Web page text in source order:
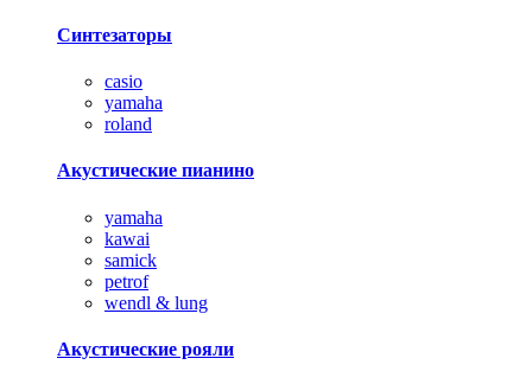
Синтезаторы
casio
yamaha
roland
Акустические пианино
yamaha
kawai
samick
petrof
wendl & lung
Акустические рояли